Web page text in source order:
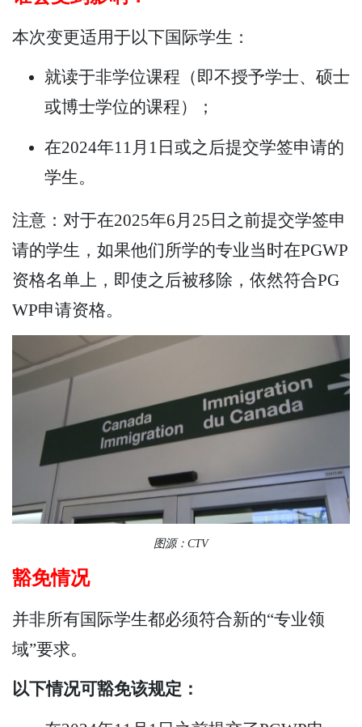
本次变更适用于以下国际学生：
就读于非学位课程（即不授予学士、硕士
或博士学位的课程）；
在2024年11月1日或之后提交学签申请的
学生。
注意：对于在2025年6月25日之前提交学签申
请的学生，如果他们所学的专业当时在PGWP
资格名单上，即使之后被移除，依然符合PG
WP申请资格。
图源：CTV
豁免情况
并非所有国际学生都必须符合新的“专业领
域”要求。
以下情况可豁免该规定：